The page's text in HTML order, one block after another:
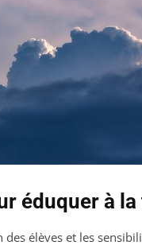
éduquer à
des élèves et les